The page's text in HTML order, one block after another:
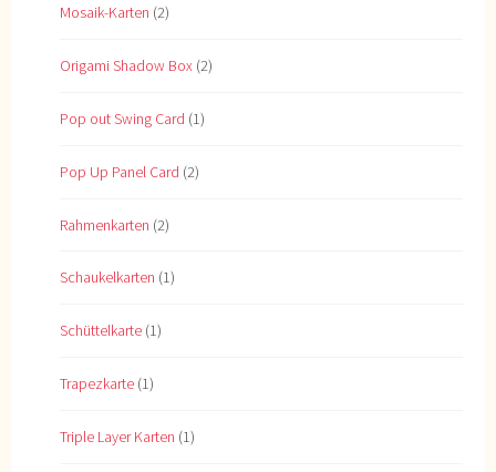
Mosaik-Karten (2)
Origami Shadow Box (2)
Pop out Swing Card (1)
Pop Up Panel Card (2)
Rahmenkarten (2)
Schaukelkarten (1)
Schüttelkarte (1)
Trapezkarte (1)
Triple Layer Karten (1)